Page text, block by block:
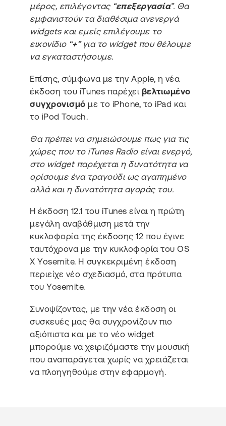
μέρος, επιλέγοντας “επεξεργασία”. Θα
εμφανιστούν τα διαθέσιμα ανενεργά
widgets και εμείς επιλέγουμε το
εικονίδιο “+” για το widget που θέλουμε
να εγκαταστήσουμε.
Επίσης, σύμφωνα με την Apple, η νέα
έκδοση του iTunes παρέχει βελτιωμένο
συγχρονισμό με το iPhone, το iPad και
το iPod Touch.
Θα πρέπει να σημειώσουμε πως για τις
χώρες που το iTunes Radio είναι ενεργό,
στο widget παρέχεται η δυνατότητα να
ορίσουμε ένα τραγούδι ως αγαπημένο
αλλά και η δυνατότητα αγοράς του.
Η έκδοση 12.1 του iTunes είναι η πρώτη
μεγάλη αναβάθμιση μετά την
κυκλοφορία της έκδοσης 12 που έγινε
ταυτόχρονα με την κυκλοφορία του OS
X Yosemite. Η συγκεκριμένη έκδοση
περιείχε νέο σχεδιασμό, στα πρότυπα
του Yosemite.
Συνοψίζοντας, με την νέα έκδοση οι
συσκευές μας θα συγχρονίζουν πιο
αξιόπιστα και με το νέο widget
μπορούμε να χειριζόμαστε την μουσική
που αναπαράγεται χωρίς να χρειάζεται
να πλοηγηθούμε στην εφαρμογή.